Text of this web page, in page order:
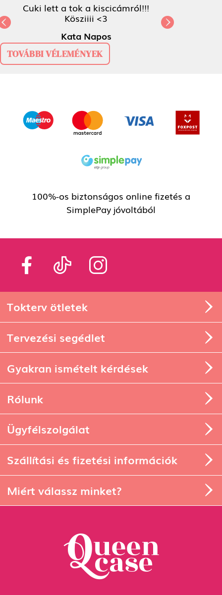
Cuki lett a tok a kiscicámról!!!
Kösziiii <3
Kata Napos
Previous Next
TOVÁBBI VÉLEMÉNYEK
100%-os biztonságos online fizetés a
SimplePay jóvoltából
Tokterv ötletek
Tervezési segédlet
Gyakran ismételt kérdések
Rólunk
Ügyfélszolgálat
Szállítási és fizetési információk
Miért válassz minket?